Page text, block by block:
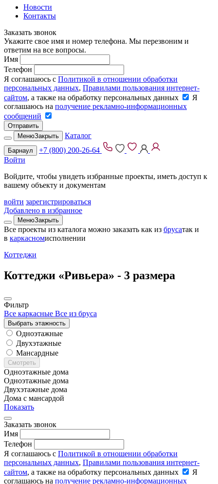
Новости
Контакты
Заказать звонок
Укажите свое имя и номер телефона. Мы перезвоним и
ответим на все вопросы.
Имя
Телефон
Я соглашаюсь с Политикой в отношении обработки
персональных данных, Правилами пользования интернет-
сайтом, а также на обработку персональных данных
Я
соглашаюсь на получение рекламно-информационных
сообщений
Отправить
МенюЗакрыть Каталог
Барнаул
+7 (800) 200-26-64
Войти
Войдите, чтобы увидеть избранные проекты, иметь доступ к
вашему объекту и документам
войти зарегистрироваться
Добавлено в избранное
МенюЗакрыть
Все проекты из каталога можно заказать как из брусатак и
в каркасномисполнении
Коттеджи
Коттеджи «Ривьера» - 3 размера
Фильтр
Все каркасные Все из бруса
Выбрать этажность
Одноэтажные
Двухэтажные
Мансардные
Смотреть
Одноэтажные дома
Одноэтажные дома
Двухэтажные дома
Дома с мансардой
Показать
Заказать звонок
Имя
Телефон
Я соглашаюсь с Политикой в отношении обработки
персональных данных, Правилами пользования интернет-
сайтом, а также на обработку персональных данных
Я
соглашаюсь на получение рекламно-информационных